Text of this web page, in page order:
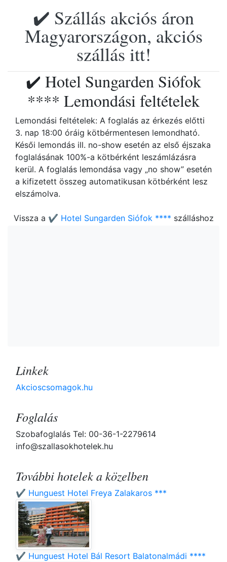
✔️ Szállás akciós áron
Magyarországon, akciós
szállás itt!
✔️ Hotel Sungarden Siófok
**** Lemondási feltételek
Lemondási feltételek: A foglalás az érkezés előtti
3. nap 18:00 óráig kötbérmentesen lemondható.
Késői lemondás ill. no-show esetén az első éjszaka
foglalásának 100%-a kötbérként leszámlázásra
kerül. A foglalás lemondása vagy „no show” esetén
a kifizetett összeg automatikusan kötbérként lesz
elszámolva.
Vissza a ✔️ Hotel Sungarden Siófok **** szálláshoz
Linkek
Akcioscsomagok.hu
Foglalás
Szobafoglalás Tel: 00-36-1-2279614
info@szallasokhotelek.hu
További hotelek a közelben
✔️ Hunguest Hotel Freya Zalakaros ***
✔️ Hunguest Hotel Bál Resort Balatonalmádi ****